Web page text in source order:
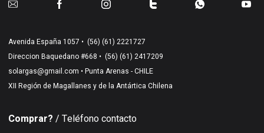
Avenida España 1057 • (56) (61) 2221727
Direccion Baquedano #668 • (56) (61) 2417209
solargas@gmail.com • Punta Arenas - CHILE
XII Región de Magallanes y de la Antártica Chilena
Comprar? / Teléfono contacto